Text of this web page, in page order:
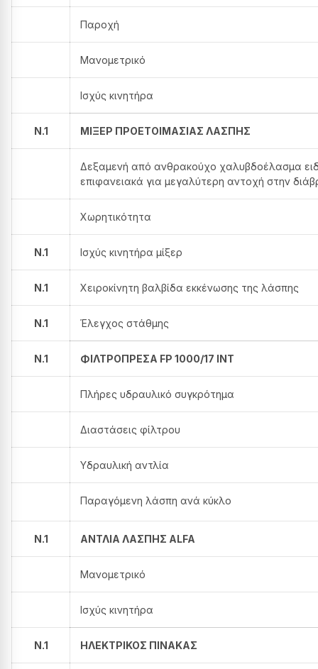
Παροχή
Μανομετρικό
Ισχύς κινητήρα
Ν.1 ΜΙΞΕΡ ΠΡΟΕΤΟΙΜΑΣΙΑΣ ΛΑΣΠΗΣ
Δεξαμενή από ανθρακούχο χαλυβδοέλασμα
επιφανειακά για μεγαλύτερη αντοχή στην
Χωρητικότητα
N.1 Ισχύς κινητήρα μίξερ
N.1 Χειροκίνητη βαλβίδα εκκένωσης της λάσπης
N.1 Έλεγχος στάθμης
N.1 ΦΙΛΤΡΟΠΡΕΣΑ FP 1000/17 INT
Πλήρες υδραυλικό συγκρότημα
Διαστάσεις φίλτρου
Υδραυλική αντλία
Παραγόμενη λάσπη ανά κύκλο
N.1 ΑΝΤΛΙΑ ΛΑΣΠΗΣ ALFA
Μανομετρικό
Ισχύς κινητήρα
N.1 ΗΛΕΚΤΡΙΚΟΣ ΠΙΝΑΚΑΣ